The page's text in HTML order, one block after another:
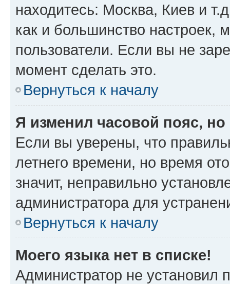
находитесь: Москва, Киев и
как и большинство настроек,
пользователи. Если вы не
момент сделать это.
Вернуться к началу
Я изменил часовой пояс,
Если вы уверены, что
летнего времени, но время
значит, неправильно
администратора для
Вернуться к началу
Моего языка нет в списке!
Администратор не установил